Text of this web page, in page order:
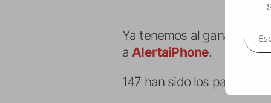
Ya tenemos al ganador del
aAlertaiPhone.
147 han sido los